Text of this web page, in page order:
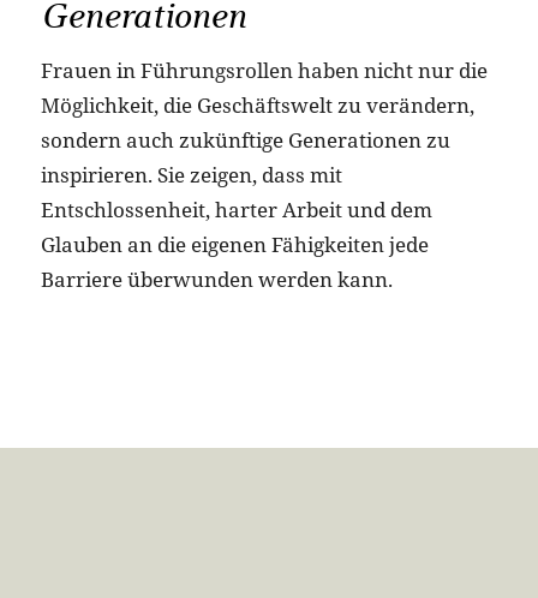
Generationen
Frauen in Führungsrollen haben nicht nur die
Möglichkeit, die Geschäftswelt zu verändern,
sondern auch zukünftige Generationen zu
inspirieren. Sie zeigen, dass mit
Entschlossenheit, harter Arbeit und dem
Glauben an die eigenen Fähigkeiten jede
Barriere überwunden werden kann.